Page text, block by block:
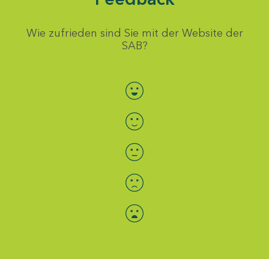
Wie zufrieden sind Sie mit der Website der
SAB?
Bewertung auswählen